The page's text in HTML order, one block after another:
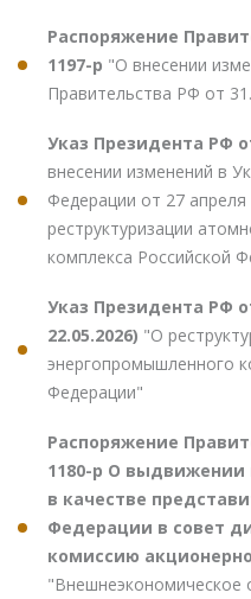
Распоряжение
1197-р "О внесении
Правительства РФ от
Указ Президента РФ
внесении изменений в
Федерации от 27
реструктуризации
комплекса Российской
Указ Президента РФ
22.05.2026) "О
энергопромышленного
Федерации"
Распоряжение
1180-р О
в качестве
Федерации в совет
комиссию
"Внешнеэкономическое